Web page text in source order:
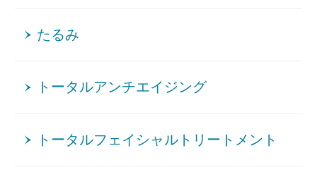
たるみ
トータルアンチエイジング
トータルフェイシャルトリートメント